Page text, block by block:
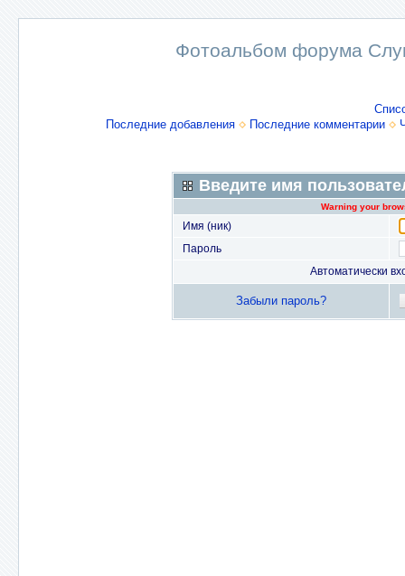
Фотоальбом форума
Последние добавления
Последние комментарии
Введите имя
Warning your
Имя (ник)
Пароль
Автоматически
Забыли пароль?